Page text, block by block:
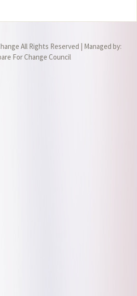
All Rights Reserved | Managed by:
For Change Council